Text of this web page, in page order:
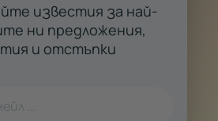
известия за най-
ни предложения,
и отстъпки